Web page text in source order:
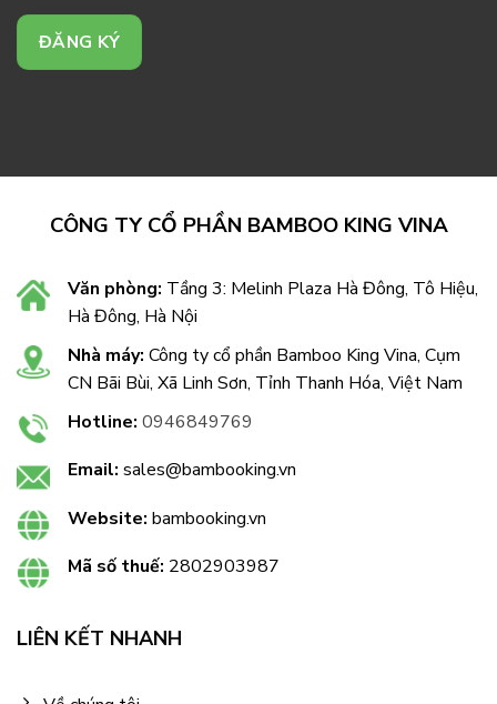
CÔNG TY CỔ PHẦN BAMBOO KING VINA
Văn phòng: Tầng 3: Melinh Plaza Hà Đông, Tô Hiệu,
Hà Đông, Hà Nội
Nhà máy: Công ty cổ phần Bamboo King Vina, Cụm
CN Bãi Bùi, Xã Linh Sơn, Tỉnh Thanh Hóa, Việt Nam
Hotline: 0946849769
Email: sales@bambooking.vn
Website: bambooking.vn
Mã số thuế: 2802903987
LIÊN KẾT NHANH